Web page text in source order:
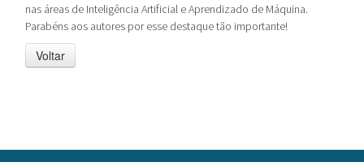
nas áreas de Inteligência Artificial e Aprendizado de Máquina.
Parabéns aos autores por esse destaque tão importante!
Voltar